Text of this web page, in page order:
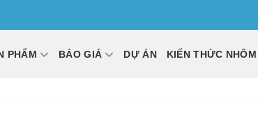
PHẨM BÁO GIÁ DỰ ÁN KIẾN THỨC